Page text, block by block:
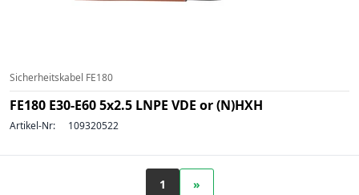
Sicherheitskabel FE180
FE180 E30-E60 5x2.5 LNPE VDE or (N)HXH
Artikel-Nr: 109320522
1 »